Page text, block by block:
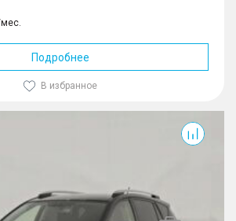
Подробнее
В избранное